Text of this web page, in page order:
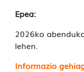
Epea:
2026ko
lehen.
Informazio